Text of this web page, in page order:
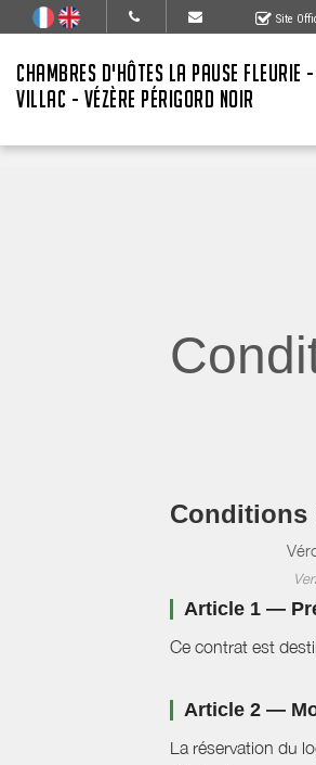
Site
CHAMBRES D'HÔTES LA PAUSE FLEURIE -
VILLAC - VÉZÈRE PÉRIGORD NOIR
Conditions
Article 1 —
Ce contrat est
Article 2 —
La réservation du